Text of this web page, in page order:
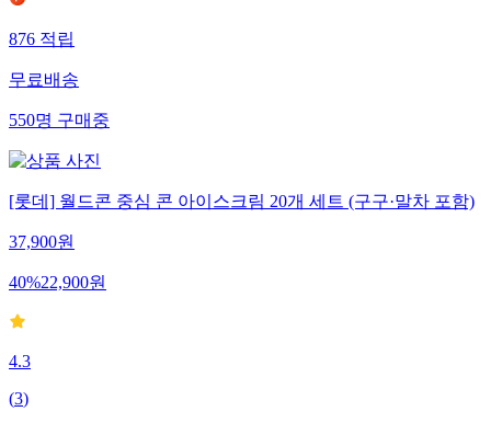
876적립
무료배송
550명구매중
[롯데] 월드콘 중심 콘 아이스크림 20개 세트 (구구·말차 포함)
37,900원
40%22,900원
4.3
(3)